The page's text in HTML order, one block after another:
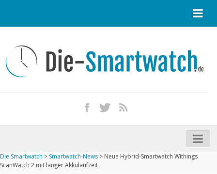
Kontakt / Tipp geben
Impressum
iPhone kaufen
Startseite
Die Smartwatch > Smartwatch-News > Neue Hybrid-Smartwatch Withings
ScanWatch 2 mit langer Akkulaufzeit